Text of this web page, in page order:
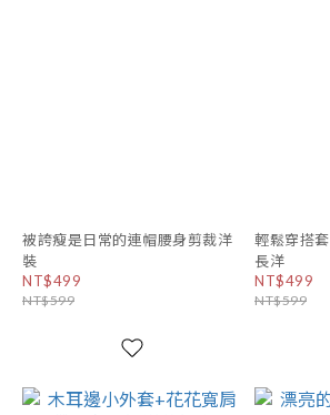
被誇瘦是日常的連帽腰身剪裁洋
裝
NT$499
NT$599
輕鬆穿搭
長洋
NT$499
NT$599